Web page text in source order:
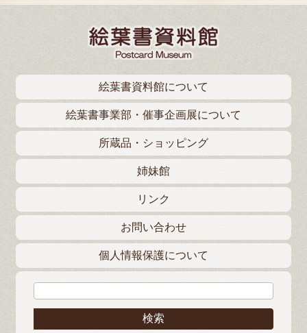
絵葉書資料館について
絵葉書事業部・催事企画展について
所蔵品・ショッピング
姉妹館
リンク
お問い合わせ
個人情報保護について